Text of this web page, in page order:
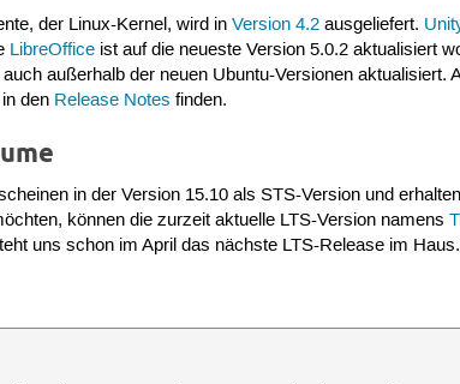
der Linux-Kernel, wird inVersion 4.2 ausgeliefert.
LibreOffice ist auf die neueste Version 5.0.2 aktualisiert
außerhalb der neuen Ubuntu-Versionen
den Release Notes finden.
in der Version 15.10 als STS-Version und
können die zurzeit aktuelle LTS-Version namens
uns schon im April das nächste LTS-Release im Haus.